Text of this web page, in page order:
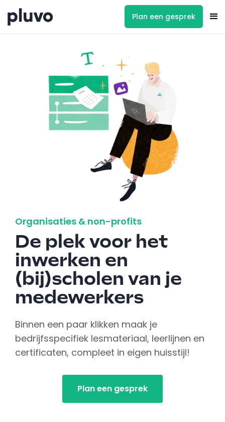
Plan een gesprek
Organisaties & non-profits
De plek voor het
inwerken en
(bij)scholen van je
medewerkers
Binnen een paar klikken maak je
bedrijfsspecifiek lesmateriaal, leerlijnen en
certificaten, compleet in eigen huisstijl!
Plan een gesprek